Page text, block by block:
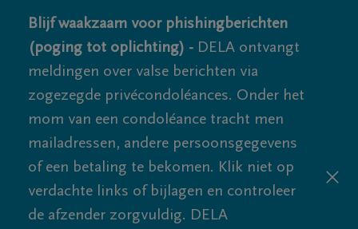
Blijf waakzaam voor phishingberichten
(poging tot oplichting) - DELA ontvangt
meldingen over valse berichten via
zogezegde privécondoléances. Onder het
mom van een condoléance tracht men
mailadressen, andere persoonsgegevens
of een betaling te bekomen. Klik niet op
verdachte links of bijlagen en controleer
de afzender zorgvuldig. DELA